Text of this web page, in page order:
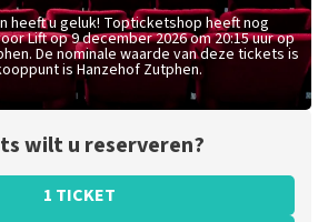
heeft u geluk! Topticketshop heeft nog
Lift op 9 december 2026 om 20:15 uur op
De nominale waarde van deze tickets is
is Hanzehof Zutphen.
wilt u reserveren?
1 TICKET